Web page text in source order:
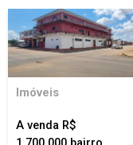
Imóveis
A venda R$